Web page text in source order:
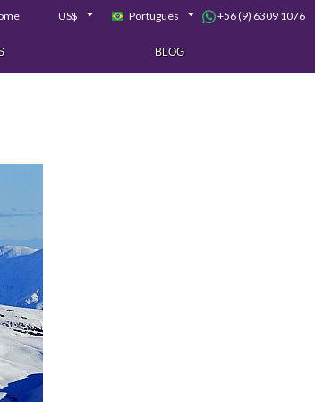
US$ Português +56 (9) 6309 1076
BLOG